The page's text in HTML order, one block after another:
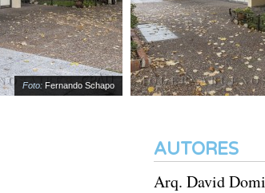
Foto:Fernando Schapo
AUTORES
Arq. David